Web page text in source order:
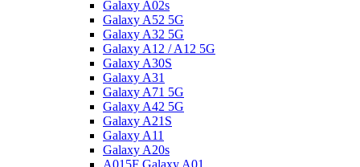
Galaxy A02s
Galaxy A52 5G
Galaxy A32 5G
Galaxy A12 / A12 5G
Galaxy A30S
Galaxy A31
Galaxy A71 5G
Galaxy A42 5G
Galaxy A21S
Galaxy A11
Galaxy A20s